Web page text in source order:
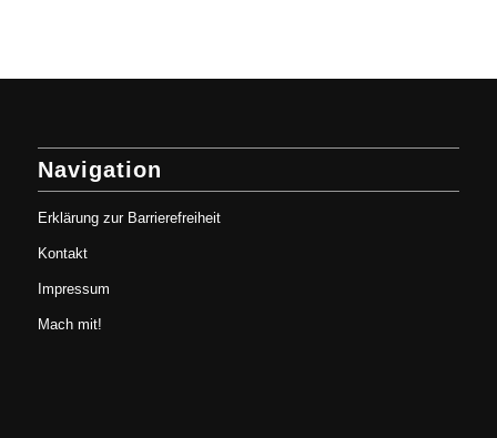
Navigation
Erklärung zur Barrierefreiheit
Kontakt
Impressum
Mach mit!